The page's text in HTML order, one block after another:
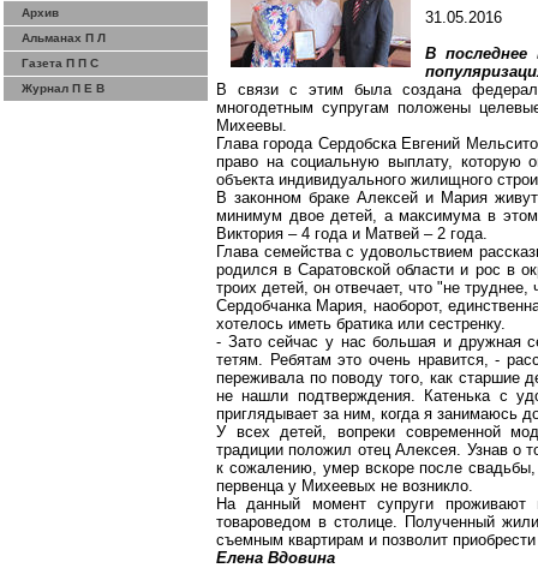
Архив
Альманах П Л
Газета П П С
Журнал П Е В
31.05.2016
В
В связи с этим была создана
многодетным супругам положены
Михеевы.
Глава города Сердобска Евгений
право на социальную выплату, которую
объекта индивидуального жилищного
В законном браке Алексей и Мария
минимум двое детей, а максимума в
Виктория – 4 года и Матвей – 2 года.
Глава семейства с удовольствием
родился в Саратовской области и рос в
троих детей, он отвечает, что "не труднее,
СердобчанкаМария, наоборот,
хотелось иметь братика или сестренку.
- Зато сейчас у нас большая и дружная
тетям. Ребятам это очень нравится, -
переживала по поводу того, как старшие
не нашли подтверждения. Катенька с
приглядывает за ним, когда я занимаюсь
У всех детей, вопреки современной
традиции положил отец Алексея. Узнав о
к сожалению, умер вскоре после
первенца у Михеевых не возникло.
На данный момент супруги проживают
товароведом в столице. Полученный
съемным квартирам и позволит
Елена Вдовина